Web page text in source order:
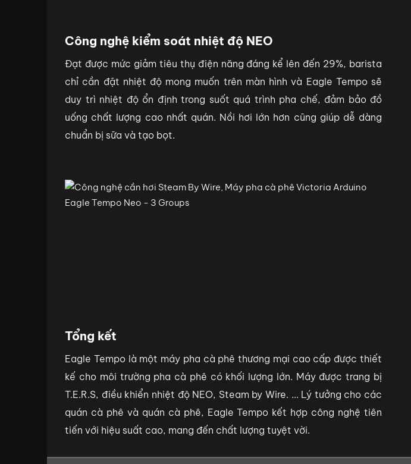
Công nghệ kiểm soát nhiệt độ NEO
Đạt được mức giảm tiêu thụ điện năng đáng kể lên đến 29%, barista
chỉ cần đặt nhiệt độ mong muốn trên màn hình và Eagle Tempo sẽ
duy trì nhiệt độ ổn định trong suốt quá trình pha chế, đảm bảo đồ
uống chất lượng cao nhất quán. Nồi hơi lớn hơn cũng giúp dễ dàng
chuẩn bị sữa và tạo bọt.
Tổng kết
Eagle Tempo là một máy pha cà phê thương mại cao cấp được thiết
kế cho môi trường pha cà phê có khối lượng lớn. Máy được trang bị
T.E.R.S, điều khiển nhiệt độ NEO, Steam by Wire. ... Lý tưởng cho các
quán cà phê và quán cà phê, Eagle Tempo kết hợp công nghệ tiên
tiến với hiệu suất cao, mang đến chất lượng tuyệt vời.